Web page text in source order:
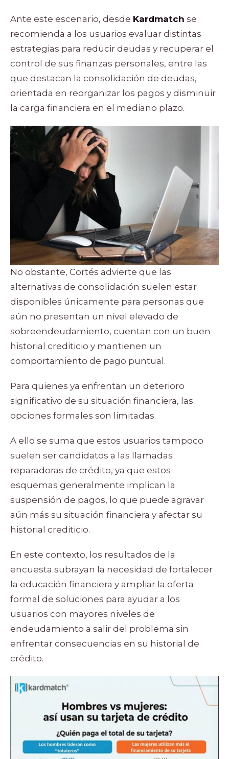
Ante este escenario, desde Kardmatch se
recomienda a los usuarios evaluar distintas
estrategias para reducir deudas y recuperar el
control de sus finanzas personales, entre las
que destacan la consolidación de deudas,
orientada en reorganizar los pagos y disminuir
la carga financiera en el mediano plazo.
No obstante, Cortés advierte que las
alternativas de consolidación suelen estar
disponibles únicamente para personas que
aún no presentan un nivel elevado de
sobreendeudamiento, cuentan con un buen
historial crediticio y mantienen un
comportamiento de pago puntual.
Para quienes ya enfrentan un deterioro
significativo de su situación financiera, las
opciones formales son limitadas.
A ello se suma que estos usuarios tampoco
suelen ser candidatos a las llamadas
reparadoras de crédito, ya que estos
esquemas generalmente implican la
suspensión de pagos, lo que puede agravar
aún más su situación financiera y afectar su
historial crediticio.
En este contexto, los resultados de la
encuesta subrayan la necesidad de fortalecer
la educación financiera y ampliar la oferta
formal de soluciones para ayudar a los
usuarios con mayores niveles de
endeudamiento a salir del problema sin
enfrentar consecuencias en su historial de
crédito.